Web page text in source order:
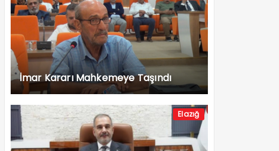
İmar Kararı Mahkemeye Taşındı
Elazığ